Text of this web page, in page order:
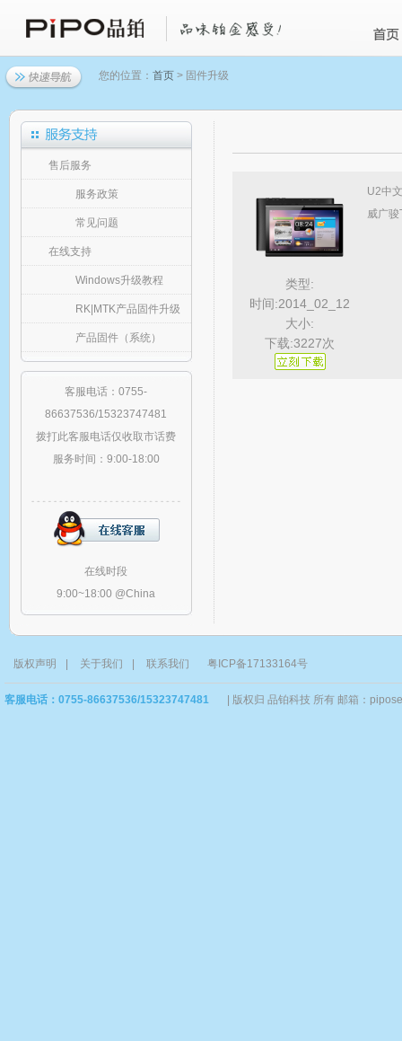
您的位置： 首页 > 固件升级
售后服务
服务政策
常见问题
在线支持
Windows升级教程
RK|MTK产品固件升级
产品固件（系统）
客服电话：0755-
86637536/15323747481
拨打此客服电话仅收取市话费
服务时间：9:00-18:00
在线时段
9:00~18:00 @China
类型:
时间:2014_02_12
大小:
下载:3227次
U2中
威广骏
版权声明 关于我们 联系我们 粤ICP备17133164号
客服电话：0755-86637536/15323747481 版权归 品铂科技 所有 邮箱：